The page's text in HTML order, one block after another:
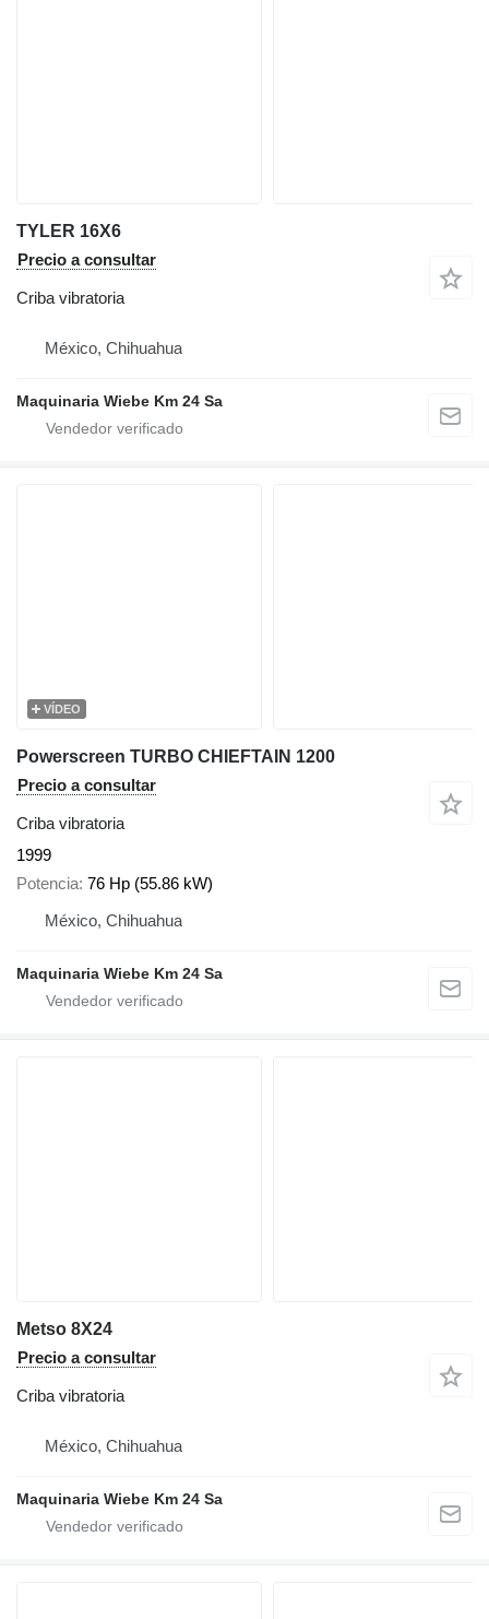
TYLER 16X6
Precio a consultar
Criba vibratoria
México, Chihuahua
Maquinaria Wiebe Km 24 Sa
VÍDEO
Powerscreen TURBO CHIEFTAIN 1200
Precio a consultar
Criba vibratoria
1999
Potencia 76 Hp (55.86 kW)
México, Chihuahua
Maquinaria Wiebe Km 24 Sa
Metso 8X24
Precio a consultar
Criba vibratoria
México, Chihuahua
Maquinaria Wiebe Km 24 Sa